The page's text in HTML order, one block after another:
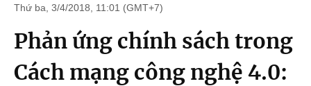
Thứ ba, 3/4/2018, 11:01 (GMT+7)
Phản ứng chính sách trong
Cách mạng công nghệ 4.0: